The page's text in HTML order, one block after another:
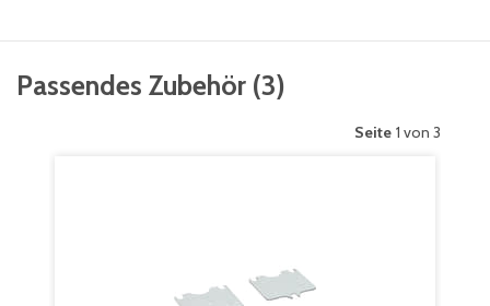
Passendes Zubehör (3)
Seite 1 von 3